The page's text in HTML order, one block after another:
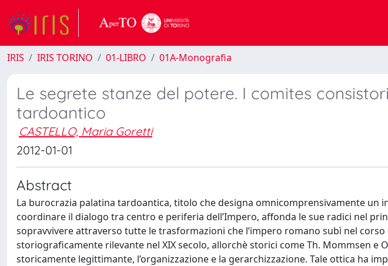
IRIS IRIS TORINO 01-LIBRO 01A-Monografia
Le segrete stanze del potere. I comites
tardoantico
CASTELLO, Maria Goretti
2012-01-01
Abstract
La burocrazia palatina tardoantica, titolo che designa omnicomprensivamente un
coordinare il dialogo tra centro e periferia dell’Impero, affonda le sue radici nel
sopravvivere attraverso tutte le trasformazioni che l’impero romano subì nel corso
storiograficamente rilevante nel XIX secolo, allorchè storici come Th. Mommsen e
storicamente legittimante, l’organizzazione e la gerarchizzazione. Tale ottica ha